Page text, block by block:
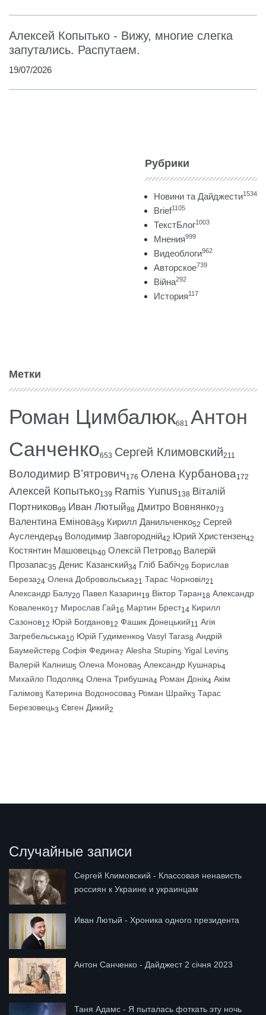
Алексей Копытько - Вижу, многие слегка
запутались. Распутаем.
19/07/2026
Рубрики
Новини та Дайджести1534
Brief1105
ТекстБлог1003
Мнения999
Видеоблоги962
Авторское739
Війна292
История117
Метки
Роман Цимбалюк681 Антон
Санченко653 Сергей Климовский211
Володимир В’ятрович176 Олена Курбанова172
Алексей Копытько139 Ramis Yunus138 Віталій
Портников99 Иван Лютый98 Дмитро Вовнянко73
Валентина Емінова59 Кирилл Данильченко52 Сергей
Ауслендер49 Володимир Завгородній42 Юрий Христензен42
Костянтин Машовець40 Олексій Петров40 Валерій
Прозапас35 Денис Казанский34 Гліб Бабіч29 Борислав
Береза24 Олена Добровольська21 Тарас Чорновіл21
Александр Балу20 Павел Казарин19 Віктор Таран18 Александр
Коваленко17 Мирослав Гай16 Мартин Брест14 Кирилл
Сазонов12 Юрій Богданов12 Фашик Донецький11 Агія
Загребельська10 Юрій Гудименко9 Vasyl Taras8 Андрій
Баумейстер8 Софія Федина7 Alesha Stupin5 Yigal Levin5
Валерій Калниш5 Олена Монова5 Александр Кушнарь4
Михайло Подоляк4 Олена Трибушна4 Роман Донік4 Акім
Галімов3 Катерина Водоносова3 Роман Шрайк3 Тарас
Березовець3 Євген Дикий2
Случайные записи
Сергей Климовский - Классовая ненависть
россиян к Украине и украинцам
Иван Лютый - Хроника одного президента
Антон Санченко - Дайджест 2 січня 2023
Таня Адамс - Я пыталась фоткать эту ночь